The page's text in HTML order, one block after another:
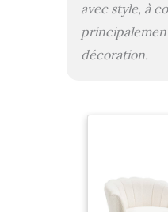
avec style, à
décoration.